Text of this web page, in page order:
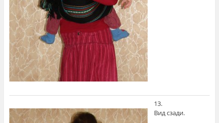
13.
Вид сзади.